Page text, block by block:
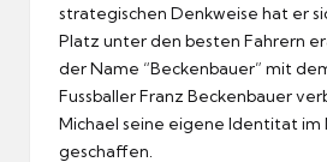
strategischen Denkweise hat er
Platz unter den besten Fahrern
der Name “Beckenbauer” mit
Fussballer Franz Beckenbauer
Michael seine eigene Identitat im
geschaffen.